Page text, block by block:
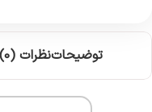
توضیحاتنظرات (0)